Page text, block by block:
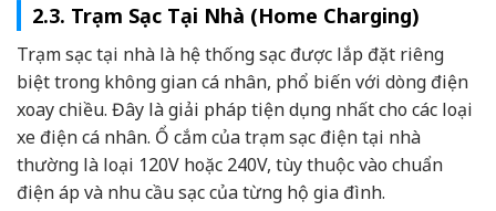
2.3. Trạm Sạc Tại Nhà (Home Charging)
Trạm sạc tại nhà là hệ thống sạc được lắp đặt riêng
biệt trong không gian cá nhân, phổ biến với dòng điện
xoay chiều. Đây là giải pháp tiện dụng nhất cho các loại
xe điện cá nhân. Ổ cắm của trạm sạc điện tại nhà
thường là loại 120V hoặc 240V, tùy thuộc vào chuẩn
điện áp và nhu cầu sạc của từng hộ gia đình.